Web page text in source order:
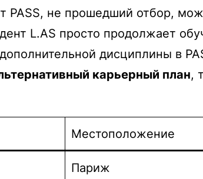
PASS, не прошедший отбор,
L.AS просто продолжает
дисциплины в
карьерный план,
Местоположение
Париж